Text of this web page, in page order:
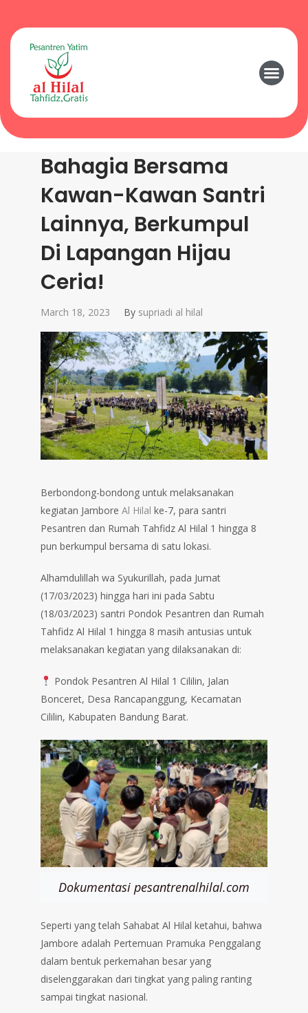
Bahagia Bersama
Kawan-Kawan Santri
Lainnya, Berkumpul
Di Lapangan Hijau
Ceria!
March 18, 2023 By supriadi al hilal
Berbondong-bondong untuk melaksanakan
kegiatan Jambore Al Hilal ke-7, para santri
Pesantren dan Rumah Tahfidz Al Hilal 1 hingga 8
pun berkumpul bersama di satu lokasi.
Alhamdulillah wa Syukurillah, pada Jumat
(17/03/2023) hingga hari ini pada Sabtu
(18/03/2023) santri Pondok Pesantren dan Rumah
Tahfidz Al Hilal 1 hingga 8 masih antusias untuk
melaksanakan kegiatan yang dilaksanakan di:
Pondok Pesantren Al Hilal 1 Cililin, Jalan
Bonceret, Desa Rancapanggung, Kecamatan
Cililin, Kabupaten Bandung Barat.
Dokumentasi pesantrenalhilal.com
Seperti yang telah Sahabat Al Hilal ketahui, bahwa
Jambore adalah Pertemuan Pramuka Penggalang
dalam bentuk perkemahan besar yang
diselenggarakan dari tingkat yang paling ranting
sampai tingkat nasional.